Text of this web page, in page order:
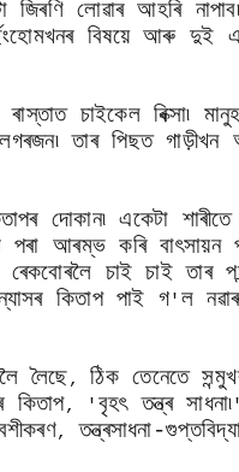
জিৰণি লোৱাৰ আহৰি
বিষয়ে আৰু
চাইকেল ৰিক্সা৷
তাৰ পিছত
দোকান৷ একেটা
পৰা আৰম্ভ কৰি বাৎসায়ন
চাই চাই তাৰ
কিতাপ পাই গ' ল
লৈছে,ঠিক তেনেতে
কিতাপ, ' বৃহৎ তন্ত্ৰ সাধনা৷
,তন্ত্ৰসাধনা-